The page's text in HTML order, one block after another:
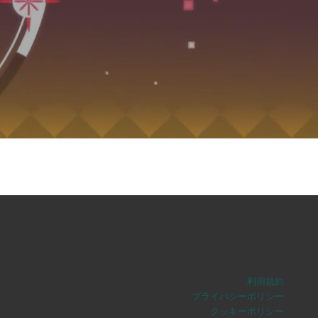
利用規約
プライバシーポリシー
クッキーポリシー